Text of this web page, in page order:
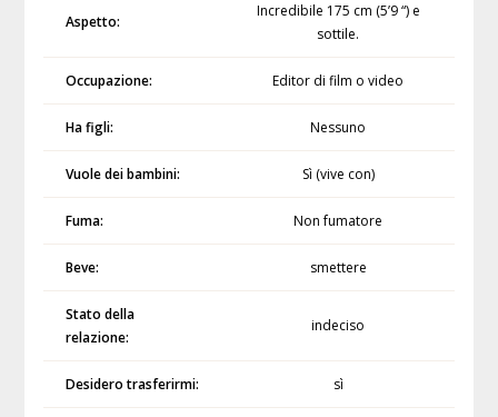
Aspetto:
Incredibile 175 cm (5’9 “) e
sottile.
Occupazione: Editor di film o video
Ha figli: Nessuno
Vuole dei bambini: Sì (vive con)
Fuma: Non fumatore
Beve: smettere
Stato della
relazione:
indeciso
Desidero trasferirmi: sì